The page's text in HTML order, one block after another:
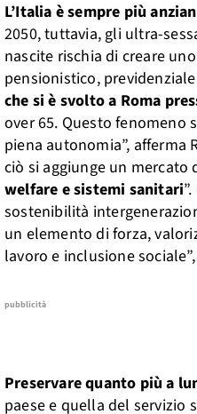
L’Italia è sempre più
2050, tuttavia, gli ultra-
nascite rischia di creare
pensionistico,
che si è svolto a Roma
over 65. Questo fenomeno
piena autonomia”, afferma
ciò si aggiunge un
welfare e sistemi sanitari
sostenibilità
un elemento di forza,
lavoro e inclusione
pubblicità
Preservare quanto più a
paese e quella del servizio